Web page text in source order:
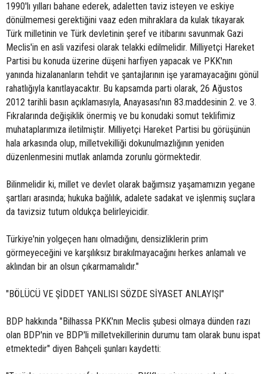
1990'lı yılları bahane ederek, adaletten taviz isteyen ve eskiye
dönülmemesi gerektiğini vaaz eden mihraklara da kulak tıkayarak
Türk milletinin ve Türk devletinin şeref ve itibarını savunmak Gazi
Meclis'in en asli vazifesi olarak telakki edilmelidir. Milliyetçi Hareket
Partisi bu konuda üzerine düşeni harfiyen yapacak ve PKK'nın
yanında hizalananların tehdit ve şantajlarının işe yaramayacağını gönül
rahatlığıyla kanıtlayacaktır. Bu kapsamda parti olarak, 26 Ağustos
2012 tarihli basın açıklamasıyla, Anayasası'nın 83.maddesinin 2. ve 3.
Fıkralarında değişiklik önermiş ve bu konudaki somut teklifimiz
muhataplarımıza iletilmiştir. Milliyetçi Hareket Partisi bu görüşünün
hala arkasında olup, milletvekilliği dokunulmazlığının yeniden
düzenlenmesini mutlak anlamda zorunlu görmektedir.
Bilinmelidir ki, millet ve devlet olarak bağımsız yaşamamızın yegane
şartları arasında; hukuka bağlılık, adalete sadakat ve işlenmiş suçlara
da tavizsiz tutum oldukça belirleyicidir.
Türkiye'nin yolgeçen hanı olmadığını, densizliklerin prim
görmeyeceğini ve karşılıksız bırakılmayacağını herkes anlamalı ve
aklından bir an olsun çıkarmamalıdır."
"BÖLÜCÜ VE ŞİDDET YANLISI SÖZDE SİYASET ANLAYIŞI"
BDP hakkında "Bilhassa PKK'nın Meclis şubesi olmaya dünden razı
olan BDP'nin ve BDP'li milletvekillerinin durumu tam olarak bunu ispat
etmektedir" diyen Bahçeli şunları kaydetti: